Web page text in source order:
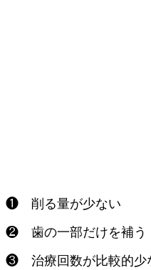
【
❶ 削る量が少ない
❷ 歯の一部だけを補う
❸ 治療回数が比較的少